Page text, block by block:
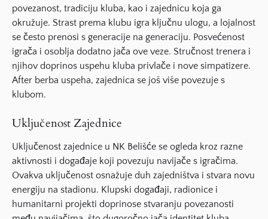
povezanost, tradiciju kluba, kao i zajednicu koja ga
okružuje. Strast prema klubu igra ključnu ulogu, a lojalnost
se često prenosi s generacije na generaciju. Posvećenost
igrača i osoblja dodatno jača ove veze. Stručnost trenera i
njihov doprinos uspehu kluba privlače i nove simpatizere.
After berba uspeha, zajednica se još više povezuje s
klubom.
Uključenost Zajednice
Uključenost zajednice u NK Belišće se ogleda kroz razne
aktivnosti i događaje koji povezuju navijače s igračima.
Ovakva uključenost osnažuje duh zajedništva i stvara novu
energiju na stadionu. Klupski događaji, radionice i
humanitarni projekti doprinose stvaranju povezanosti